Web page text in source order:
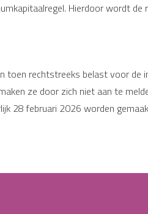
Hierdoor wordt de
toen rechtstreeks belast voor de
ze door zich niet aan te
28 februari 2026 worden